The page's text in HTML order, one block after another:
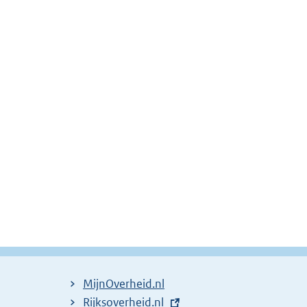
MijnOverheid.nl
E
Rijksoverheid.nl